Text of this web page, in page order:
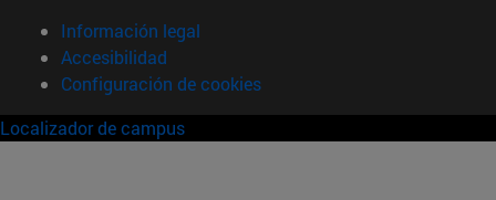
Información legal
Accesibilidad
Configuración de cookies
Localizador de campus